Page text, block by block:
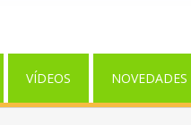
VÍDEOS NOVEDADES